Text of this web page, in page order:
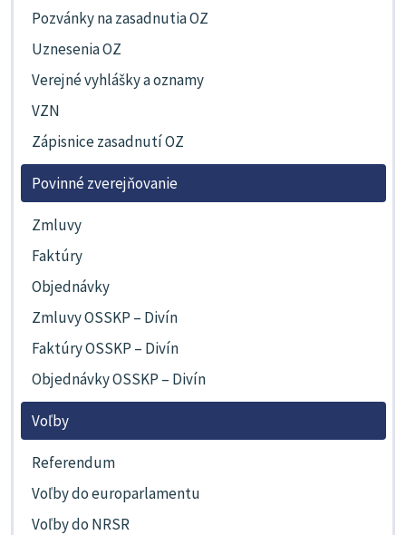
Pozvánky na zasadnutia OZ
Uznesenia OZ
Verejné vyhlášky a oznamy
VZN
Zápisnice zasadnutí OZ
Povinné zverejňovanie
Zmluvy
Faktúry
Objednávky
Zmluvy OSSKP – Divín
Faktúry OSSKP – Divín
Objednávky OSSKP – Divín
Voľby
Referendum
Voľby do europarlamentu
Voľby do NRSR